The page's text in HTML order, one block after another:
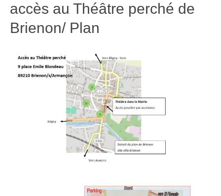
accès au Théâtre perché de
Brienon/ Plan